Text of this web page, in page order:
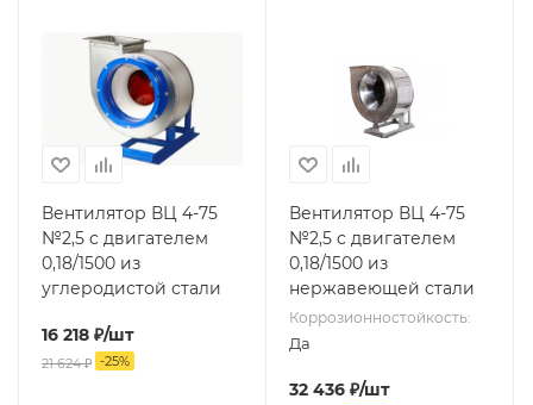
Вентилятор ВЦ 4-75
№2,5 с двигателем
0,18/1500 из
углеродистой стали
16 218 ₽/шт
21 624₽ -25%
Вентилятор ВЦ 4-75
№2,5 с двигателем
0,18/1500 из
нержавеющей стали
Коррозионностойкость:
Да
32 436 ₽/шт